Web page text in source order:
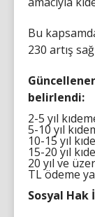
Bu
230 artış
belirlendi:
2-5 yıl
5-10 yıl
10-15 yıl
15-20 yıl
20 yıl ve
TL ödeme
Sosyal